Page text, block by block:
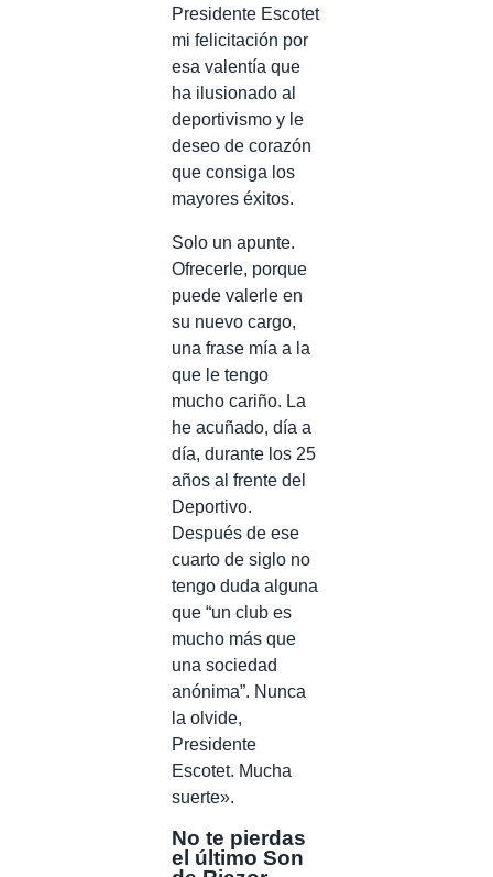
Presidente Escotet
mi felicitación por
esa valentía que
ha ilusionado al
deportivismo y le
deseo de corazón
que consiga los
mayores éxitos.
Solo un apunte.
Ofrecerle, porque
puede valerle en
su nuevo cargo,
una frase mía a la
que le tengo
mucho cariño. La
he acuñado, día a
día, durante los 25
años al frente del
Deportivo.
Después de ese
cuarto de siglo no
tengo duda alguna
que “un club es
mucho más que
una sociedad
anónima”. Nunca
la olvide,
Presidente
Escotet. Mucha
suerte».
No te pierdas
el último Son